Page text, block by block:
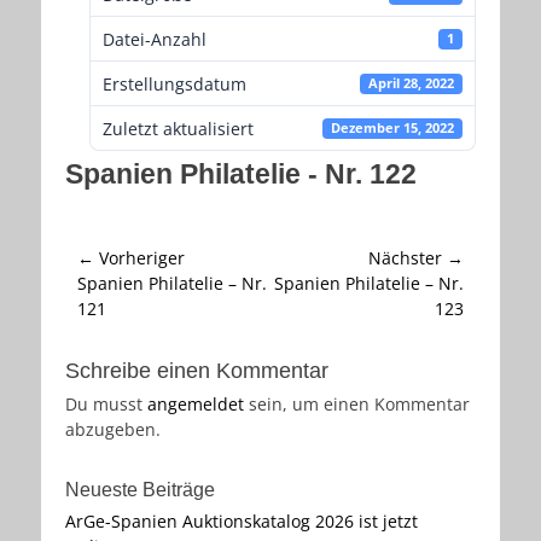
Datei-Anzahl 1
Erstellungsdatum April 28, 2022
Zuletzt aktualisiert Dezember 15, 2022
Spanien Philatelie - Nr. 122
Beitragsnavigation
← Vorheriger
Vorheriger
Beitrag:
Spanien Philatelie – Nr.
121
Nächster →
Nächster
Spanien Philatelie – Nr.
123
Schreibe einen Kommentar
Du musst angemeldet sein, um einen Kommentar
abzugeben.
Neueste Beiträge
ArGe-Spanien Auktionskatalog 2026 ist jetzt